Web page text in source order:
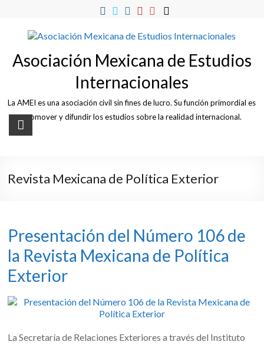
content
Asociación Mexicana de Estudios
Internacionales
La AMEI es una asociación civil sin fines de lucro. Su función primordial es
promover y difundir los estudios sobre la realidad internacional.
Revista Mexicana de Política Exterior
Presentación del Número 106 de
la Revista Mexicana de Política
Exterior
La Secretaría de Relaciones Exteriores a través del Instituto